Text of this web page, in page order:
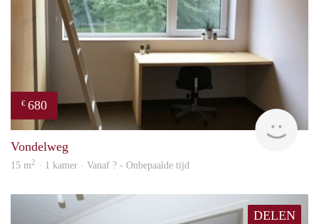
€ 680
Vondelweg
15 m2 · 1 kamer · Vanaf ? - Onbepaalde tijd
DELEN